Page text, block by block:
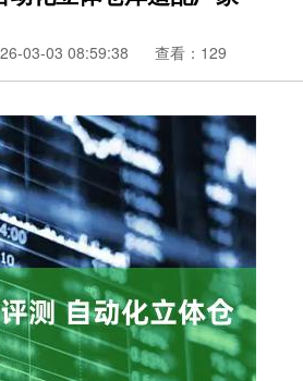
03-03 08:59:38 查看：129